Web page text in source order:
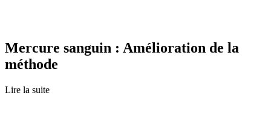
Mercure sanguin : Amélioration de la
méthode
Lire la suite